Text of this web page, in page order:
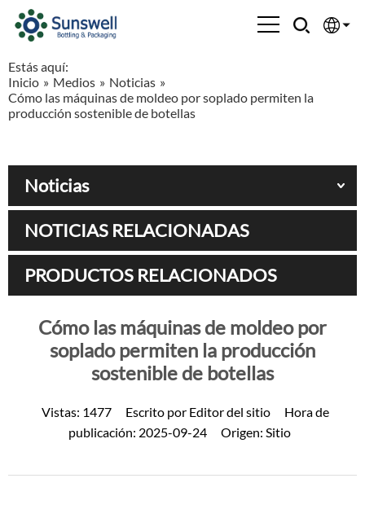
Estás aquí:
Inicio » Medios » Noticias »
Cómo las máquinas de moldeo por soplado permiten la
producción sostenible de botellas
Noticias
NOTICIAS RELACIONADAS
PRODUCTOS RELACIONADOS
Cómo las máquinas de moldeo por
soplado permiten la producción
sostenible de botellas
Vistas: 1477 Escrito por Editor del sitio
Hora de
publicación: 2025-09-24 Origen: Sitio